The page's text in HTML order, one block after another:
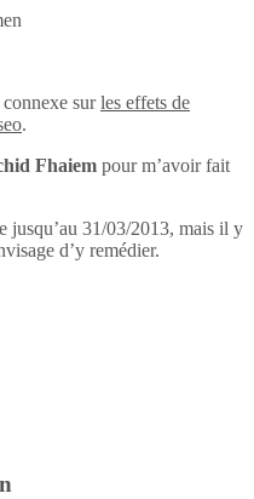
surles effets de
.
Fhaiem pour m’avoir fait
jusqu’au 31/03/2013, mais il y
d’y remédier.